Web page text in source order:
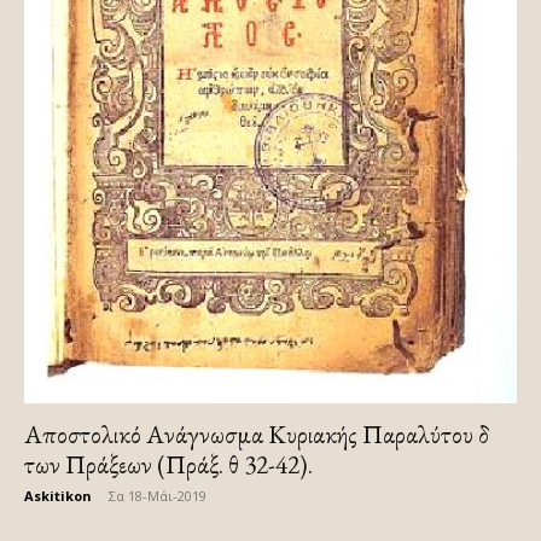
Αποστολικό Ανάγνωσμα Κυριακής Παραλύτου δ
των Πράξεων (Πράξ. θ 32-42).
Askitikon Σα 18-Μάι-2019